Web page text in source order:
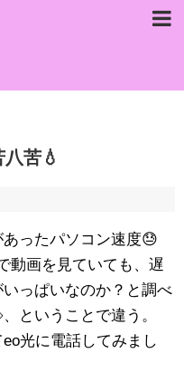
苦💧
あったパソコン速度😓
動画を見ていても、遅
っぱいなのか？と調べ
、ということで違う。
光に電話してみまし